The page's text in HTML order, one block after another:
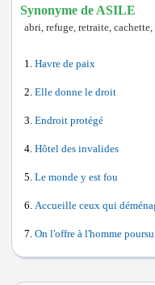
Synonyme de ASILE
abri, refuge, retraite,
Havre de paix
Elle donne le droit
Endroit protégé
Hôtel des invalides
Le monde y est fou
Accueille ceux qui
On l'offre à l'homme